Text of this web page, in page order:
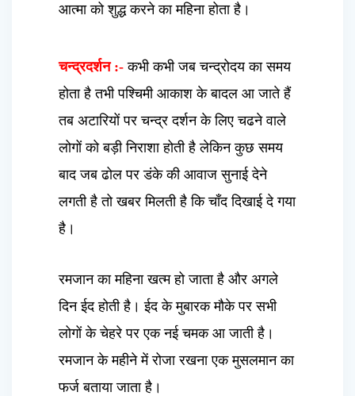
आत्मा को शुद्ध करने का महिना होता है।
चन्द्रदर्शन :- कभी कभी जब चन्द्रोदय का समय
होता है तभी पश्चिमी आकाश के बादल आ जाते हैं
तब अटारियों पर चन्द्र दर्शन के लिए चढने वाले
लोगों को बड़ी निराशा होती है लेकिन कुछ समय
बाद जब ढोल पर डंके की आवाज सुनाई देने
लगती है तो खबर मिलती है कि चाँद दिखाई दे गया
है।
रमजान का महिना खत्म हो जाता है और अगले
दिन ईद होती है। ईद के मुबारक मौके पर सभी
लोगों के चेहरे पर एक नई चमक आ जाती है।
रमजान के महीने में रोजा रखना एक मुसलमान का
फर्ज बताया जाता है।